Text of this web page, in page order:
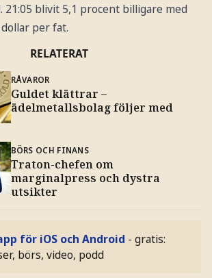
21:05 blivit 5,1 procent billigare med
per fat.
RELATERAT
RÅVAROR
Guldet klättrar –
ädelmetallsbolag följer med
BÖRS OCH FINANS
Traton-chefen om
marginalpress och dystra
utsikter
för iOS och Android - gratis:
börs, video, podd